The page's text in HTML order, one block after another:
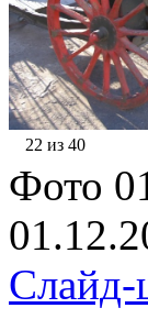
22 из 40
Фото